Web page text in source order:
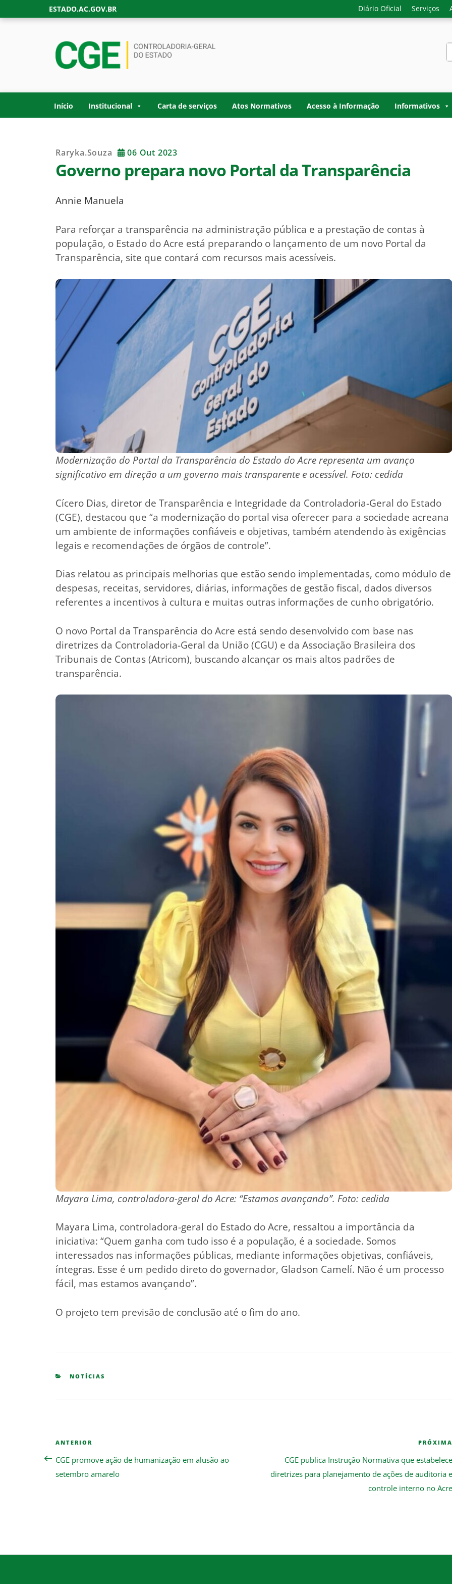
to
ESTADO.AC.GOV.BR Diário Oficial Serviços
GOVERNO DO ESTADO DO ACRE
Início Institucional Carta de serviços Atos Normativos Acesso à Informação Informativos
Raryka.souza 06 Out 2023
Governo prepara novo Portal da Transparência
Annie Manuela
Para reforçar a transparência na administração pública e a prestação de contas à
população, o Estado do Acre está preparando o lançamento de um novo Portal da
Transparência, site que contará com recursos mais acessíveis.
Modernização do Portal da Transparência do Estado do Acre representa um avanço
significativo em direção a um governo mais transparente e acessível. Foto: cedida
Cícero Dias, diretor de Transparência e Integridade da Controladoria-Geral do Estado
(CGE), destacou que “a modernização do portal visa oferecer para a sociedade acreana
um ambiente de informações confiáveis e objetivas, também atendendo às exigências
legais e recomendações de órgãos de controle”.
Dias relatou as principais melhorias que estão sendo implementadas, como módulo de
despesas, receitas, servidores, diárias, informações de gestão fiscal, dados diversos
referentes a incentivos à cultura e muitas outras informações de cunho obrigatório.
O novo Portal da Transparência do Acre está sendo desenvolvido com base nas
diretrizes da Controladoria-Geral da União (CGU) e da Associação Brasileira dos
Tribunais de Contas (Atricom), buscando alcançar os mais altos padrões de
transparência.
Mayara Lima, controladora-geral do Acre: “Estamos avançando”. Foto: cedida
Mayara Lima, controladora-geral do Estado do Acre, ressaltou a importância da
iniciativa: “Quem ganha com tudo isso é a população, é a sociedade. Somos
interessados nas informações públicas, mediante informações objetivas, confiáveis,
íntegras. Esse é um pedido direto do governador, Gladson Camelí. Não é um processo
fácil, mas estamos avançando”.
O projeto tem previsão de conclusão até o fim do ano.
CATEGORIES
NOTÍCIAS
Navegação
Post
Previous
Post
ANTERIOR
CGE promove ação de humanização em alusão ao
setembro amarelo
PRÓXIMA
CGE publica Instrução Normativa que estabelece
diretrizes para planejamento de ações de auditoria e
controle interno no Acre